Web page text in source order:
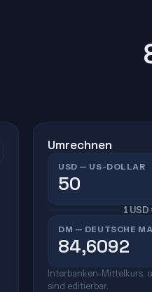
Umrechnen
USD — US-DOLLAR
1 USD
DM — DEUTSCHE
Interbanken-Mittelkurs,
sind editierbar.